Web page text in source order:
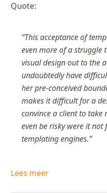
Quote:
“This acceptance of
even more of a struggle
visual design out to the
undoubtedly have
her pre-conceived
makes it difficult for a
convince a client to
even be risky were it
templating engines.”
Lees meer